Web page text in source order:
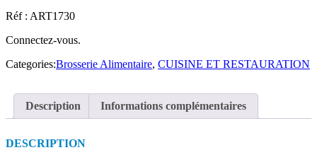
Réf : ART1730
Connectez-vous.
Categories:Brosserie Alimentaire, CUISINE ET RESTAURATION
Description Informations complémentaires
DESCRIPTION